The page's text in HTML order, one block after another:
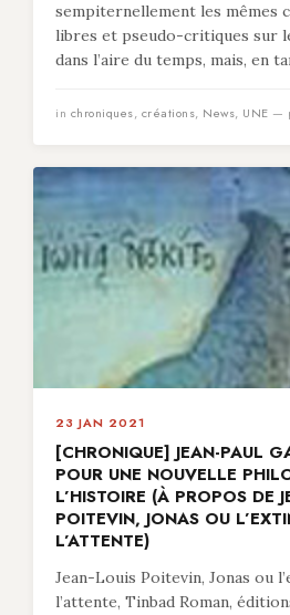
sempiternellement les mêmes
libres et pseudo-critiques sur
dans l’aire du temps, mais, en
in chroniques, créations, News, UNE —
23 JAN 2021
[CHRONIQUE] JEAN-PAUL
POUR UNE NOUVELLE
L’HISTOIRE (À PROPOS DE
POITEVIN, JONAS OU
L’ATTENTE)
Jean-Louis Poitevin, Jonas ou
l’attente, Tinbad Roman,